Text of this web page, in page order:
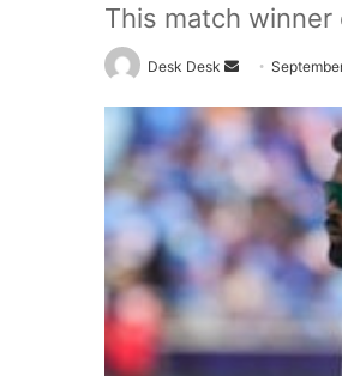
This match winner
Desk Desk
Send
email